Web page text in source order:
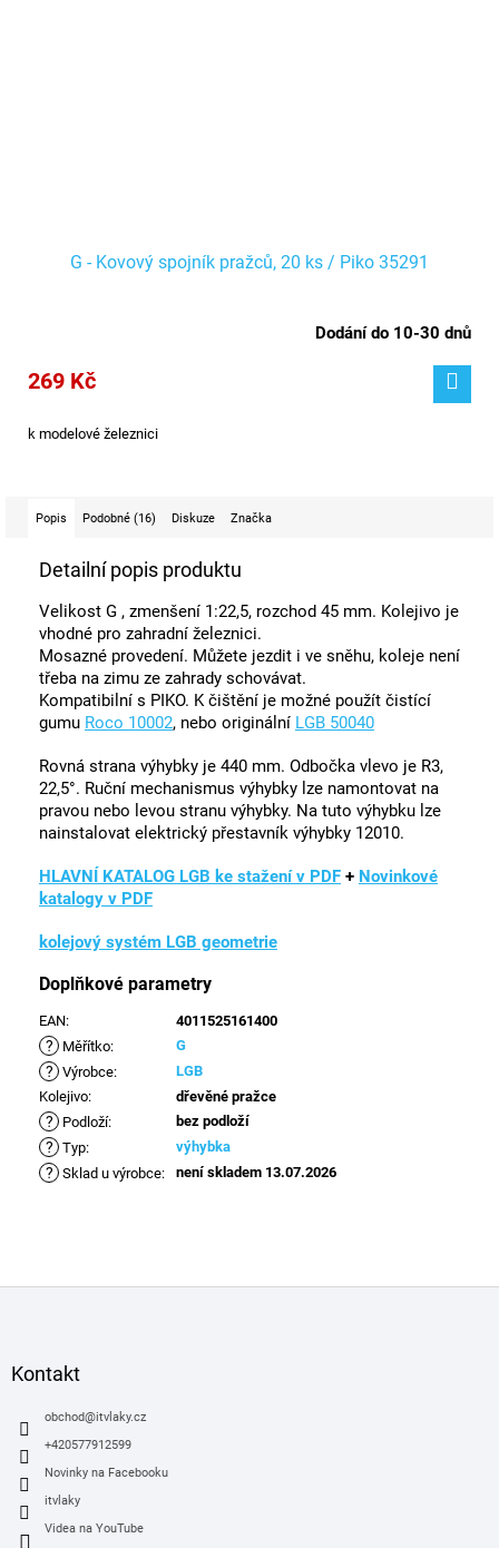
G - Kovový spojník pražců, 20 ks / Piko 35291
Dodání do 10-30 dnů
269 Kč
k modelové železnici
Popis Podobné (16) Diskuze Značka
Detailní popis produktu
Velikost G , zmenšení 1:22,5, rozchod 45 mm. Kolejivo je
vhodné pro zahradní železnici.
Mosazné provedení. Můžete jezdit i ve sněhu, koleje není
třeba na zimu ze zahrady schovávat.
Kompatibilní s PIKO. K čištění je možné použít čistící
gumu Roco 10002, nebo originální LGB 50040
Rovná strana výhybky je 440 mm. Odbočka vlevo je R3,
22,5°. Ruční mechanismus výhybky lze namontovat na
pravou nebo levou stranu výhybky. Na tuto výhybku lze
nainstalovat elektrický přestavník výhybky 12010.
HLAVNÍ KATALOG LGB ke stažení v PDF + Novinkové
katalogy v PDF
kolejový systém LGB geometrie
Doplňkové parametry
EAN: 4011525161400
? Měřítko: G
? Výrobce:
LGB
Kolejivo: dřevěné pražce
? Podloží: bez podloží
? Typ: výhybka
? Sklad u výrobce: není skladem 13.07.2026
Kontakt
obchod@itvlaky.cz
+420577912599
Novinky na Facebooku
itvlaky
Videa na YouTube